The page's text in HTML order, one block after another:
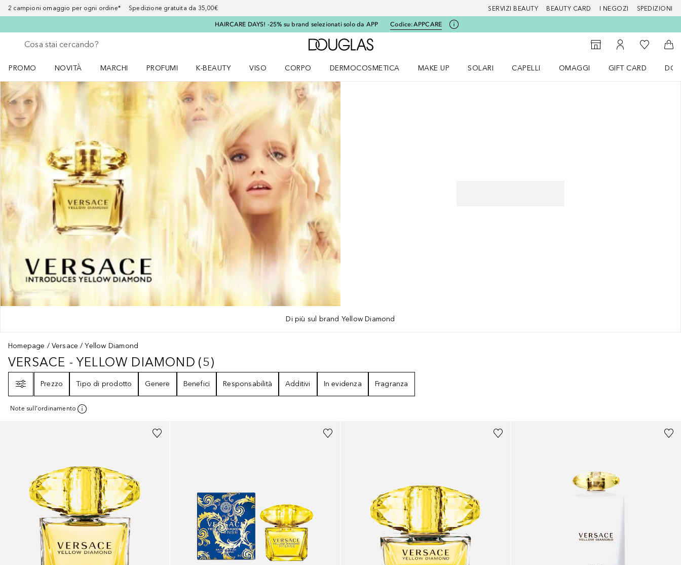
2 campioni omaggio per ogni ordine* Spedizione gratuita da 35,00€ SERVIZI BEAUTY BEAUTY CARD I NEGOZI SPEDIZIONI
HAIRCARE DAYS! -25% su brand selezionati solo da APP Codice:APPCARE
Torna indietro
Esegui ricerca
A Douglas Home
StorefinderAl Mio Account
Alla Mia
Al
PROMO
NOVITÀ
MARCHI
PROFUMI
K-BEAUTY
VISO
CORPO
DERMOCOSMETICA
MAKE UP
SOLARI
CAPELLI
OMAGGI
GIFT CARD
Di più sul brand Yellow Diamond
Homepage Versace Yellow Diamond
VERSACE - YELLOW DIAMOND5
VERSACE - YELLOW DIAMOND (5)
Prezzo
Tipo di prodotto Genere Benefici Responsabilità Additivi In evidenza Fragranza
Note sull'ordinamento